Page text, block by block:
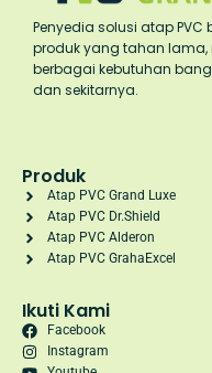
Penyedia solusi atap
produk yang tahan
berbagai kebutuhan
dan sekitarnya.
Produk
Atap PVC Grand Luxe
Atap PVC Dr.Shield
Atap PVC Alderon
Atap PVC GrahaExcel
Ikuti Kami
Facebook
Instagram